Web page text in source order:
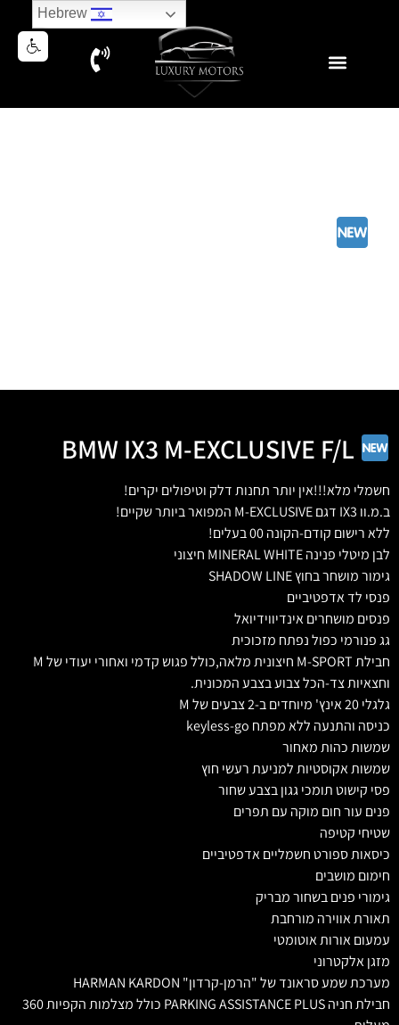
חשמלי מלא!!!אין יותר תחנות דלק וטיפולים יקרים!
ב.מ.וו IX3 דגם M-EXCLUSIVE המפואר ביותר שקיים!
ללא רישום קודם-הקונה 00 בעלים!
לבן מיטלי פנינה MINERAL WHITE חיצוני
גימור מושחר בחוץ SHADOW LINE
פנסי לד אדפטיביים
פנסים מושחרים אינדיווידיואל
גג פנורמי כפול נפתח מזכוכית
חבילת M-SPORT חיצונית מלאה,כולל פגוש קדמי ואחורי יעודי של M
וחצאיות צד-הכל צבוע בצבע המכונית.
גלגלי 20 אינץ' מיוחדים ב-2 צבעים של M
כניסה והתנעה ללא מפתח keyless-go
שמשות כהות מאחור
שמשות אקוסטיות למניעת רעשי חוץ
פסי קישוט תומכי גגון בצבע שחור
פנים עור חום מוקה עם תפרים
שטיחי קטיפה
כיסאות ספורט חשמליים אדפטיביים
חימום מושבים
גימורי פנים בשחור מבריק
תאורת אווירה מורחבת
עמעום אורות אוטומטי
מזגן אלקטרוני
מערכת שמע סראונד של "הרמן-קרדון" HARMAN KARDON
חבילת חניה PARKING ASSISTANCE PLUS כולל מצלמות הקפיות 360
Hebrew